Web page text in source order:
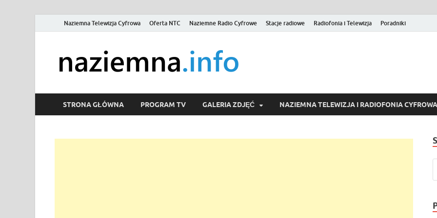
Naziemna Telewizja Cyfrowa Oferta NTC Naziemne Radio Cyfrowe Stacje radiowe Radiofonia i Telewizja Poradniki
Wideo online, VOD
STRONA GŁÓWNA PROGRAM TV GALERIA ZDJĘĆ NAZIEMNA TELEWIZJA I RADIOFONIA CYFROWA